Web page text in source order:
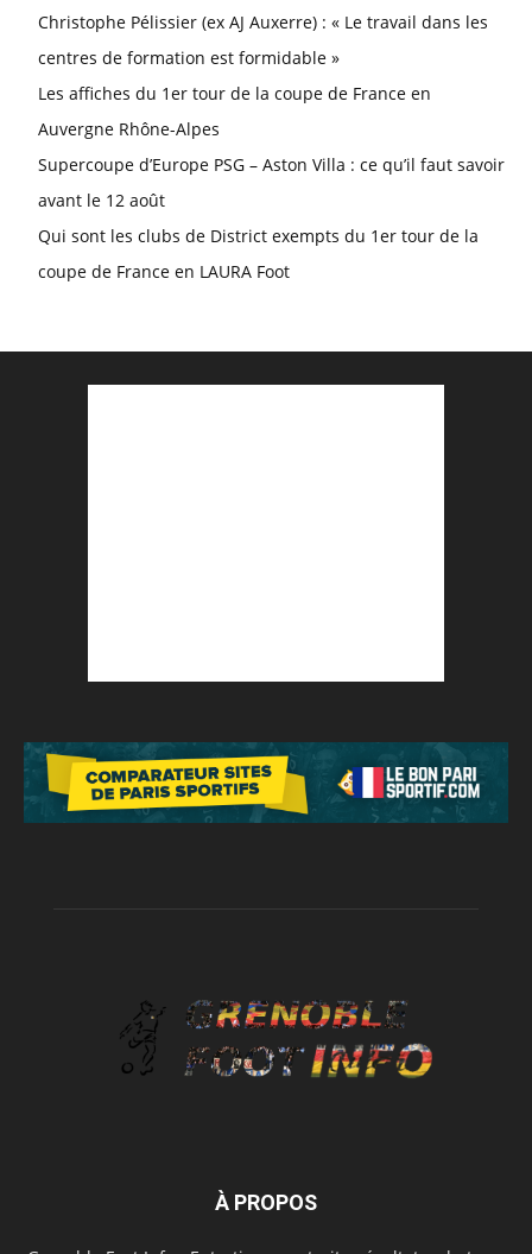
Christophe Pélissier (ex AJ Auxerre) : « Le travail dans les
centres de formation est formidable »
Les affiches du 1er tour de la coupe de France en
Auvergne Rhône-Alpes
Supercoupe d’Europe PSG – Aston Villa : ce qu’il faut savoir
avant le 12 août
Qui sont les clubs de District exempts du 1er tour de la
coupe de France en LAURA Foot
À PROPOS